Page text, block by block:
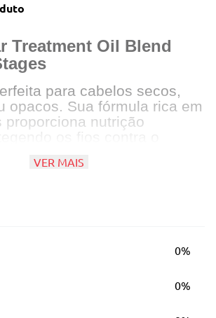
Treatment Oil Blend
para cabelos secos,
opacos. Sua fórmula rica em
proporciona nutrição
e brilho
capilar
VER MAIS
0%
0%